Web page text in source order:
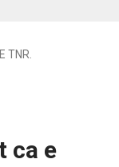
TNR.
ca e